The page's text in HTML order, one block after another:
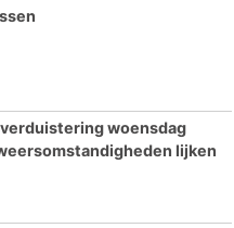
woensdag
lijken